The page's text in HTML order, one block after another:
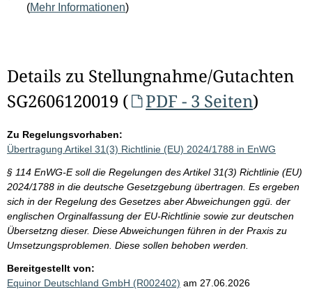
(Mehr Informationen)
Details zu Stellungnahme/Gutachten
SG2606120019 (
PDF - 3 Seiten)
Zu Regelungsvorhaben:
Übertragung Artikel 31(3) Richtlinie (EU) 2024/1788 in EnWG
§ 114 EnWG-E soll die Regelungen des Artikel 31(3) Richtlinie (EU)
2024/1788 in die deutsche Gesetzgebung übertragen. Es ergeben
sich in der Regelung des Gesetzes aber Abweichungen ggü. der
englischen Orginalfassung der EU-Richtlinie sowie zur deutschen
Übersetzng dieser. Diese Abweichungen führen in der Praxis zu
Umsetzungsproblemen. Diese sollen behoben werden.
Bereitgestellt von:
Equinor Deutschland GmbH (R002402) am 27.06.2026